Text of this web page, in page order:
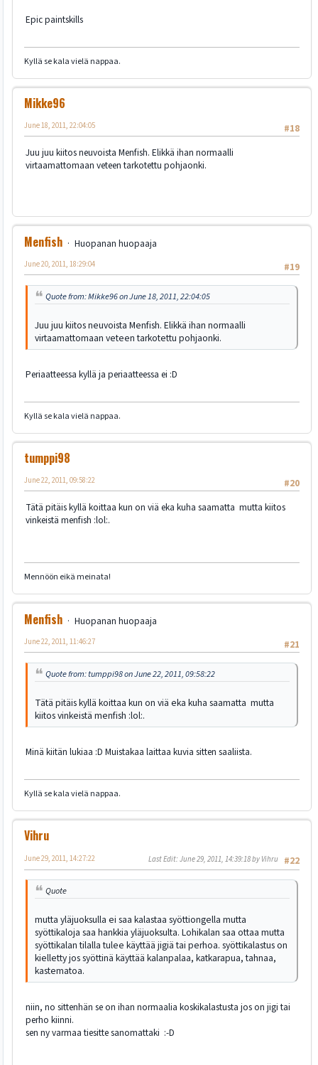
Epic paintskills
Kyllä se kala vielä nappaa.
Mikke96
#18
June 18, 2011, 22:04:05
Juu juu kiitos neuvoista Menfish. Elikkä ihan normaalli
virtaamattomaan veteen tarkotettu pohjaonki.
Menfish
Huopanan huopaaja
#19
June 20, 2011, 18:29:04
Quote from: Mikke96 on June 18, 2011, 22:04:05
Juu juu kiitos neuvoista Menfish. Elikkä ihan normaalli
virtaamattomaan veteen tarkotettu pohjaonki.
Periaatteessa kyllä ja periaatteessa ei :D
Kyllä se kala vielä nappaa.
tumppi98
#20
June 22, 2011, 09:58:22
Tätä pitäis kyllä koittaa kun on viä eka kuha saamatta mutta kiitos
vinkeistä menfish :lol:.
Mennöön eikä meinata!
Menfish
Huopanan huopaaja
#21
June 22, 2011, 11:46:27
Quote from: tumppi98 on June 22, 2011, 09:58:22
Tätä pitäis kyllä koittaa kun on viä eka kuha saamatta mutta
kiitos vinkeistä menfish :lol:.
Minä kiitän lukiaa :D Muistakaa laittaa kuvia sitten saaliista.
Kyllä se kala vielä nappaa.
Vihru
#22
June 29, 2011, 14:27:22 Last Edit: June 29, 2011, 14:39:18 by Vihru
Quote
mutta yläjuoksulla ei saa kalastaa syöttiongella mutta
syöttikaloja saa hankkia yläjuoksulta. Lohikalan saa ottaa mutta
syöttikalan tilalla tulee käyttää jigiä tai perhoa. syöttikalastus on
kielletty jos syöttinä käyttää kalanpalaa, katkarapua, tahnaa,
kastematoa.
niin, no sittenhän se on ihan normaalia koskikalastusta jos on jigi tai
perho kiinni.
sen ny varmaa tiesitte sanomattaki :-D